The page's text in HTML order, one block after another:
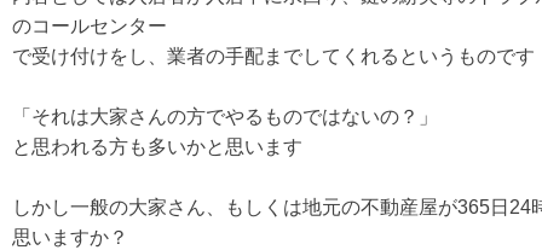
のコールセンター
で受け付けをし、業者の手配までしてくれるというものです
「それは大家さんの方でやるものではないの？」
と思われる方も多いかと思います
しかし一般の大家さん、もしくは地元の不動産屋が365日24
思いますか？